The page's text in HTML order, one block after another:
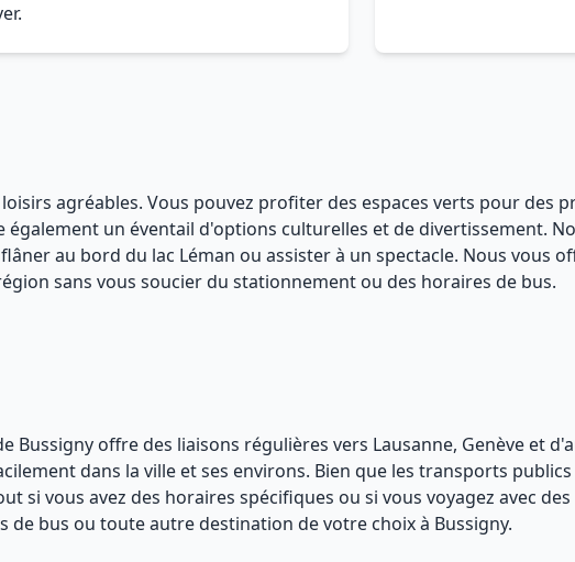
agréables. Vous pouvez profiter des espaces verts pour des
un éventail d'options culturelles et de divertissement.
au bord du lac Léman ou assister à un spectacle. Nous vous
sans vous soucier du stationnement ou des horaires de bus.
Bussigny offre des liaisons régulières vers Lausanne, Genève et
dans la ville et ses environs. Bien que les transports
vous avez des horaires spécifiques ou si vous voyagez avec
bus ou toute autre destination de votre choix à Bussigny.